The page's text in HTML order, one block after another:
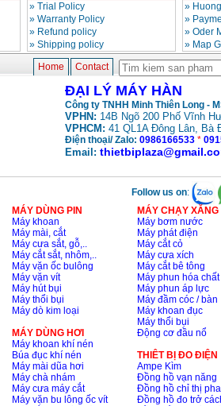
» Trial Policy
» Warranty Policy
» Refund policy
» Shipping policy
»
»
» Oder
» Map
Home Contact
ĐẠI LÝ MÁY HÀN
Công ty TNHH Minh Thiên Long -
VPHN: 14B Ngõ 200 Phố Vĩnh
VPHCM: 41 QL1A Đông Lân, Bà
Điện thoại/ Zalo: 0986166533 *
Email:
Follow us on:
MÁY DÙNG PIN
Máy khoan
Máy mài, cắt
Máy cưa sắt, gỗ,..
Máy cắt sắt, nhôm,..
Máy vặn ốc bulông
Máy vặn vít
Máy hút bụi
Máy thổi bụi
Máy dò kim loại
MÁY DÙNG HƠI
Máy khoan khí nén
Búa đục khí nén
Máy mài dũa hơi
Máy chà nhám
Máy cưa máy cắt
Máy vặn bu lông ốc vít
MÁY CHẠY
Máy bơm nước
Máy phát điện
Máy cắt cỏ
Máy cưa xích
Máy cắt bê tông
Máy phun hóa chất
Máy phun áp lực
Máy đầm cóc / bàn
Máy khoan đục
Máy thổi bụi
Động cơ đầu nổ
THIÊT BỊ ĐO ĐIỆN
Ampe Kìm
Đồng hồ vạn năng
Đồng hồ chỉ thị pha
Đồng hồ đo trở